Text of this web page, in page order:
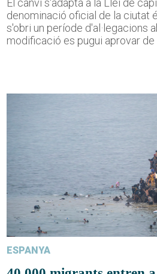
El canvi s'adapta a la Llei de
denominació oficial de la ciutat
s'obri un període d'al·legacions
modificació es pugui aprovar de
ESPANYA